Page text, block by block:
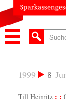
8
1999
Till Heinritz